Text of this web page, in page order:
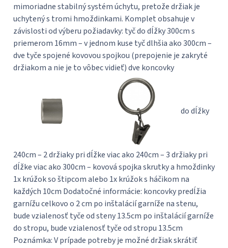
mimoriadne stabilný systém úchytu, pretože držiak je
uchytený s tromi hmoždinkami. Komplet obsahuje v
závislosti od výberu požiadavky: tyč do dĺžky 300cm s
priemerom 16mm – v jednom kuse tyč dlhšia ako 300cm –
dve tyče spojené kovovou spojkou (prepojenie je zakryté
držiakom a nie je to vôbec vidieť) dve koncovky
do dĺžky
240cm – 2 držiaky pri dĺžke viac ako 240cm – 3 držiaky pri
dĺžke viac ako 300cm – kovová spojka skrutky a hmoždinky
1x krúžok so štipcom alebo 1x krúžok s háčikom na
každých 10cm Dodatočné informácie: koncovky predĺžia
garnížu celkovo o 2 cm po inštalácií garníže na stenu,
bude vzialenosť tyče od steny 13.5cm po inštalácií garníže
do stropu, bude vzialenosť tyče od stropu 13.5cm
Poznámka: V prípade potreby je možné držiak skrátiť